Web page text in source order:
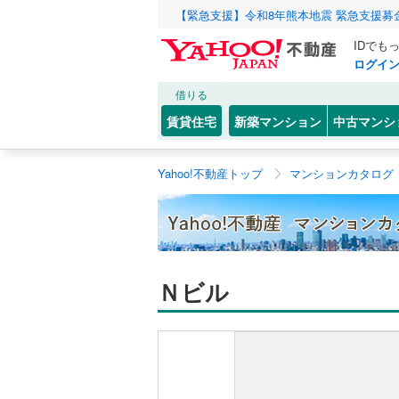
【緊急支援】令和8年熊本地震 緊急支援
IDでも
ログイン
借りる
賃貸住宅 新築マンション 中古マンシ
Yahoo!不動産トップ マンションカタログ
Ｎビル